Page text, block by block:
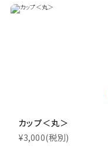
カップ＜丸＞
¥3,000(税別)